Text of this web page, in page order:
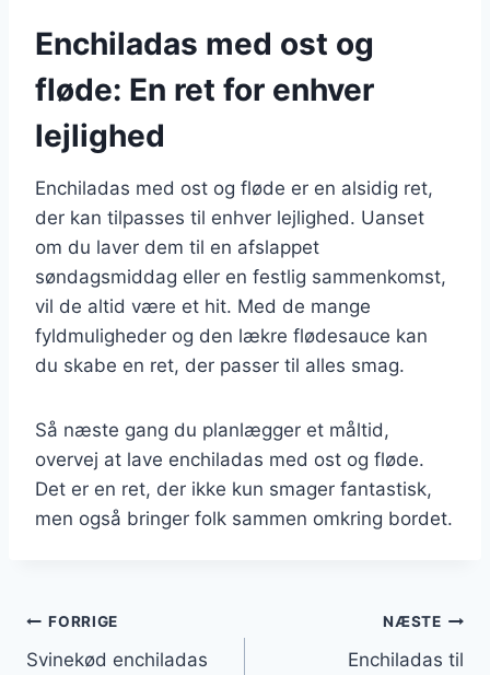
Enchiladas med ost og
fløde: En ret for enhver
lejlighed
Enchiladas med ost og fløde er en alsidig ret,
der kan tilpasses til enhver lejlighed. Uanset
om du laver dem til en afslappet
søndagsmiddag eller en festlig sammenkomst,
vil de altid være et hit. Med de mange
fyldmuligheder og den lækre flødesauce kan
du skabe en ret, der passer til alles smag.
Så næste gang du planlægger et måltid,
overvej at lave enchiladas med ost og fløde.
Det er en ret, der ikke kun smager fantastisk,
men også bringer folk sammen omkring bordet.
Indlægsnavigation
FORRIGE
Svinekød enchiladas
NÆSTE
Enchiladas til